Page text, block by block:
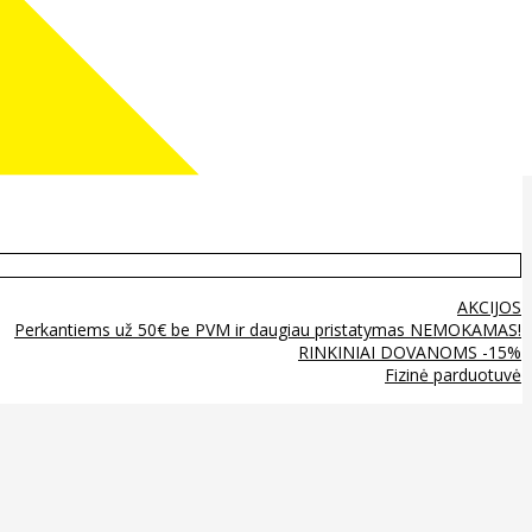
AKCIJOS
Perkantiems už 50€ be PVM ir daugiau pristatymas NEMOKAMAS!
RINKINIAI DOVANOMS -15%
Fizinė parduotuvė